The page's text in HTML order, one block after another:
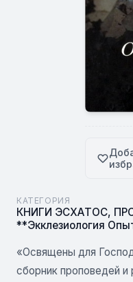
КАТЕГОРИЯ
КНИГИ ЭСХАТОС,
**Экклезиология
«Освящены для
сборник проповедей